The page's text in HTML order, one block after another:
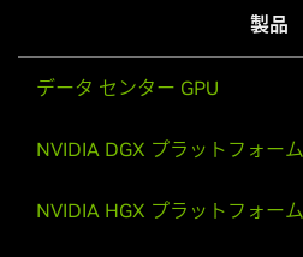
製品
データ センター GPU
NVIDIA DGX プラットフォーム
NVIDIA HGX プラットフォーム